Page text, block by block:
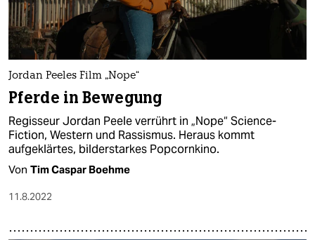
Jordan Peeles Film „Nope“
Pferde in Bewegung
Regisseur Jordan Peele verrührt in „Nope“ Science-
Fiction, Western und Rassismus. Heraus kommt
aufgeklärtes, bilderstarkes Popcornkino.
Von Tim Caspar Boehme
11.8.2022